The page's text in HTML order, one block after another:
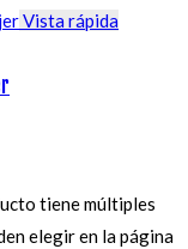
Vista rápida
tiene múltiples
elegir en la página